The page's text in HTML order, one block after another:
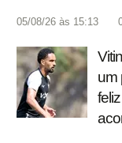
05/08/26 às 15:13
um